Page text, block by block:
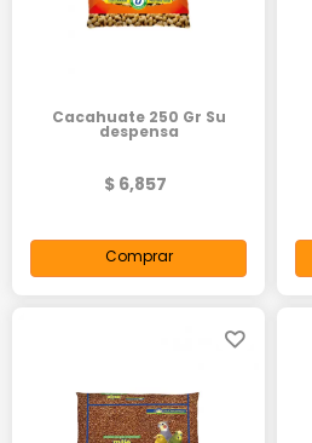
Cacahuate 250 Gr Su
despensa
$ 6,857
Comprar